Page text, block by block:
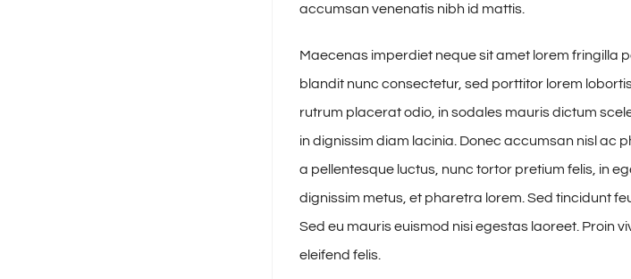
accumsan venenatis nibh id mattis.
Maecenas imperdiet neque sit amet lorem fringilla
blandit nunc consectetur, sed porttitor lorem
rutrum placerat odio, in sodales mauris dictum
in dignissim diam lacinia. Donec accumsan nisl ac
a pellentesque luctus, nunc tortor pretium felis, in
dignissim metus, et pharetra lorem. Sed tincidunt
Sed eu mauris euismod nisi egestas laoreet. Proin
eleifend felis.